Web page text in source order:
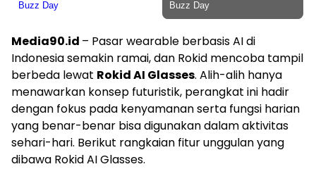
Media90.id – Pasar wearable berbasis AI di
Indonesia semakin ramai, dan Rokid mencoba tampil
berbeda lewat Rokid AI Glasses. Alih-alih hanya
menawarkan konsep futuristik, perangkat ini hadir
dengan fokus pada kenyamanan serta fungsi harian
yang benar-benar bisa digunakan dalam aktivitas
sehari-hari. Berikut rangkaian fitur unggulan yang
dibawa Rokid AI Glasses.